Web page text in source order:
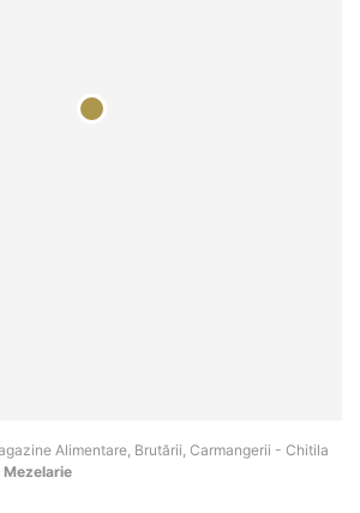
Alimentare, Brutării, Carmangerii - Chitila
Mezelarie